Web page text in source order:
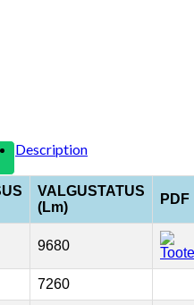
Description
VALGUSTATUS
(Lm)
PDF
9680
7260